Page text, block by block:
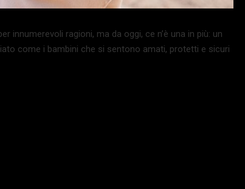
innumerevoli ragioni, ma da oggi, ce n’è una in più: un
come i bambini che si sentono amati, protetti e sicuri